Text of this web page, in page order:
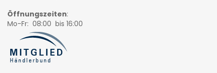
Öffnungszeiten:
Mo-Fr: 08:00 bis 16:00